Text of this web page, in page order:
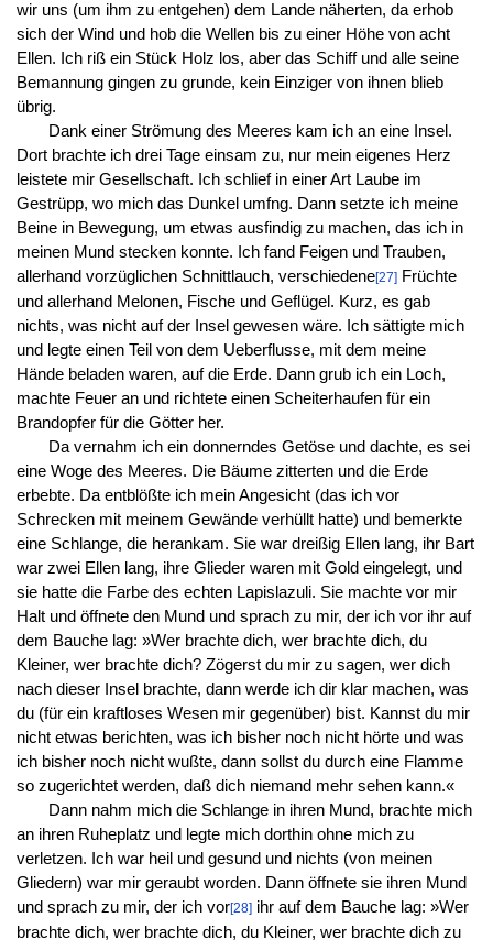
wir uns (um ihm zu entgehen) dem Lande näherten, da erhob
sich der Wind und hob die Wellen bis zu einer Höhe von acht
Ellen. Ich riß ein Stück Holz los, aber das Schiff und alle seine
Bemannung gingen zu grunde, kein Einziger von ihnen blieb
übrig.
Dank einer Strömung des Meeres kam ich an eine Insel.
Dort brachte ich drei Tage einsam zu, nur mein eigenes Herz
leistete mir Gesellschaft. Ich schlief in einer Art Laube im
Gestrüpp, wo mich das Dunkel umfng. Dann setzte ich meine
Beine in Bewegung, um etwas ausfindig zu machen, das ich in
meinen Mund stecken konnte. Ich fand Feigen und Trauben,
allerhand vorzüglichen Schnittlauch, verschiedene[27]Früchte
und allerhand Melonen, Fische und Geflügel. Kurz, es gab
nichts, was nicht auf der Insel gewesen wäre. Ich sättigte mich
und legte einen Teil von dem Ueberflusse, mit dem meine
Hände beladen waren, auf die Erde. Dann grub ich ein Loch,
machte Feuer an und richtete einen Scheiterhaufen für ein
Brandopfer für die Götter her.
Da vernahm ich ein donnerndes Getöse und dachte, es sei
eine Woge des Meeres. Die Bäume zitterten und die Erde
erbebte. Da entblößte ich mein Angesicht (das ich vor
Schrecken mit meinem Gewände verhüllt hatte) und bemerkte
eine Schlange, die herankam. Sie war dreißig Ellen lang, ihr Bart
war zwei Ellen lang, ihre Glieder waren mit Gold eingelegt, und
sie hatte die Farbe des echten Lapislazuli. Sie machte vor mir
Halt und öffnete den Mund und sprach zu mir, der ich vor ihr auf
dem Bauche lag: »Wer brachte dich, wer brachte dich, du
Kleiner, wer brachte dich? Zögerst du mir zu sagen, wer dich
nach dieser Insel brachte, dann werde ich dir klar machen, was
du (für ein kraftloses Wesen mir gegenüber) bist. Kannst du mir
nicht etwas berichten, was ich bisher noch nicht hörte und was
ich bisher noch nicht wußte, dann sollst du durch eine Flamme
so zugerichtet werden, daß dich niemand mehr sehen kann.«
Dann nahm mich die Schlange in ihren Mund, brachte mich
an ihren Ruheplatz und legte mich dorthin ohne mich zu
verletzen. Ich war heil und gesund und nichts (von meinen
Gliedern) war mir geraubt worden. Dann öffnete sie ihren Mund
und sprach zu mir, der ich vor[28]ihr auf dem Bauche lag: »Wer
brachte dich, wer brachte dich, du Kleiner, wer brachte dich zu